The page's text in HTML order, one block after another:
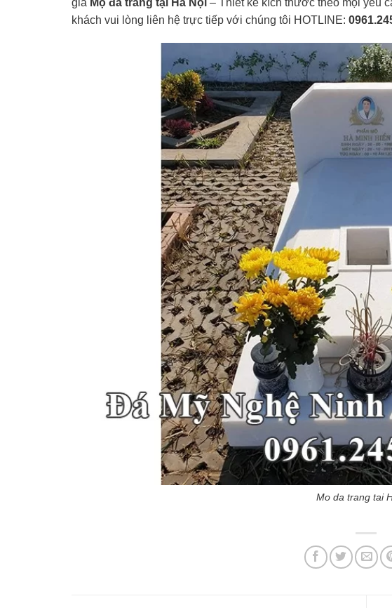
khách vui lòng liên hệ trực tiếp với chúng tôi HOTLINE:
Mo da trang tai